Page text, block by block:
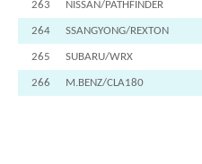
263 NISSAN/PATHFINDER
264 SSANGYONG/REXTON
265 SUBARU/WRX
266 M.BENZ/CLA180